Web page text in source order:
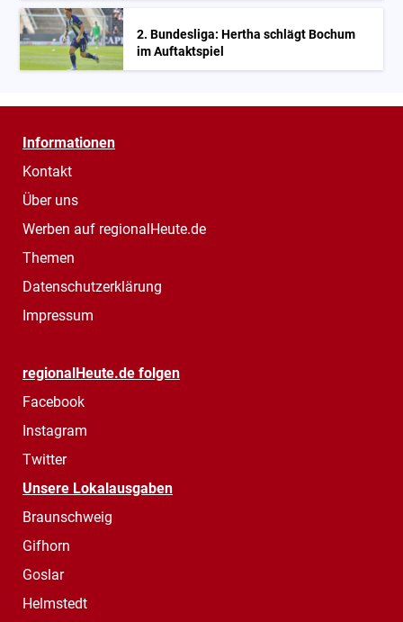
2. Bundesliga: Hertha schlägt Bochum
im Auftaktspiel
Informationen
Kontakt
Über uns
Werben auf regionalHeute.de
Themen
Datenschutzerklärung
Impressum
regionalHeute.de folgen
Facebook
Instagram
Twitter
Unsere Lokalausgaben
Braunschweig
Gifhorn
Goslar
Helmstedt